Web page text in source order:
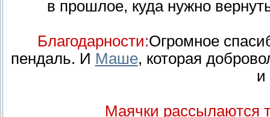
в прошлое, куда нужно
Благодарности:Огромное
пендаль. И Маше, которая
и
Маячки рассылаются